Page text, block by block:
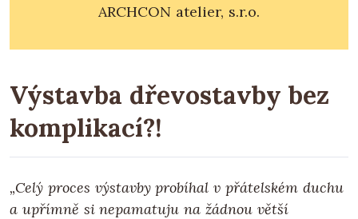
ARCHCON atelier, s.r.o.
Výstavba dřevostavby bez
komplikací?!
„Celý proces výstavby probíhal v přátelském duchu
a upřímně si nepamatuju na žádnou větší